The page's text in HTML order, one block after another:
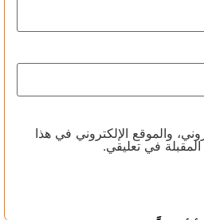
والموقع الإلكتروني في هذا
في تعليقي.